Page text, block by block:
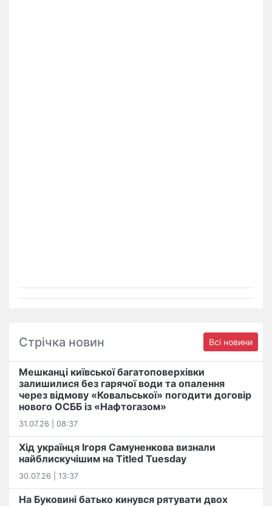
Стрічка новин Всі новини
Мешканці київської багатоповерхівки
залишилися без гарячої води та опалення
через відмову «Ковальської» погодити договір
нового ОСББ із «Нафтогазом»
31.07.26 | 08:37
Хід українця Ігоря Самуненкова визнали
найблискучішим на Titled Tuesday
30.07.26 | 13:37
На Буковині батько кинувся рятувати двох